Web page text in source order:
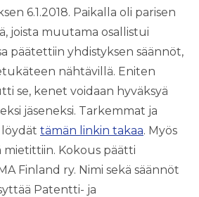
6.1.2018. Paikalla oli parisen
joista muutama osallistui
päätettiin yhdistyksen säännöt,
nähtävillä. Eniten
se, kenet voidaan hyväksyä
jäseneksi. Tarkemmat ja
löydät tämän linkin takaa. Myös
mietittiin. Kokous päätti
Finland ry. Nimi sekä säännöt
Patentti- ja